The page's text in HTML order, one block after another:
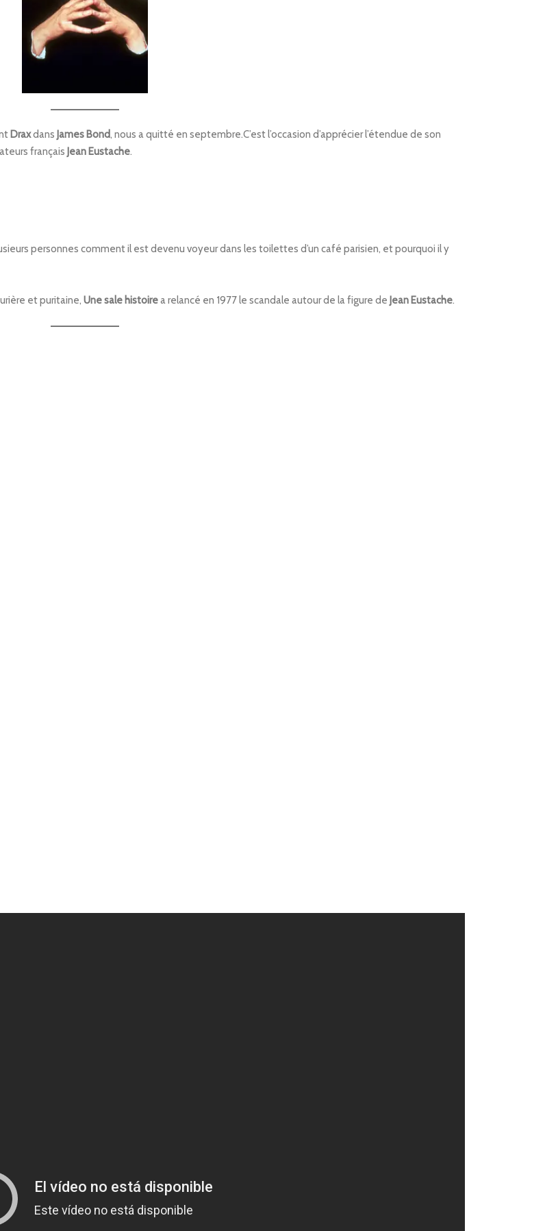
Draxdans James Bond, nous a quitté en septembre.C’est l’occasion d’apprécier l’étendue de son
français Jean Eustache.
personnes comment il est devenu voyeur dans les toilettes d’un café parisien, et pourquoi il y
et puritaine, Unesale histoirea relancé en 1977 le scandale autour de la figure de Jean Eustache.